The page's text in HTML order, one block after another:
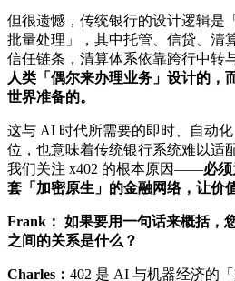
但很遗憾，传统银行的设计逻辑是
批量处理」，其中托管、信贷、清
信任链条，清算体系依靠跨行中转
人类「偶尔来办理业务」设计的，
世界准备的。
这与 AI 时代所需要的即时、自动
位，也意味着传统银行系统难以适
我们关注 x402 的根本原因——必
套「加密原生」的金融网络，让价
Frank： 如果要用一句话来概括，
之间的关系是什么？
Charles： 402 是 AI 与机器经济的